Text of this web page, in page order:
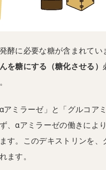
酵に必要な糖が含まれてい
を糖にする（糖化させる）
ミラーゼ」と「グルコア
、αアミラーゼの働きにより
す。このデキストリンを、
ます。